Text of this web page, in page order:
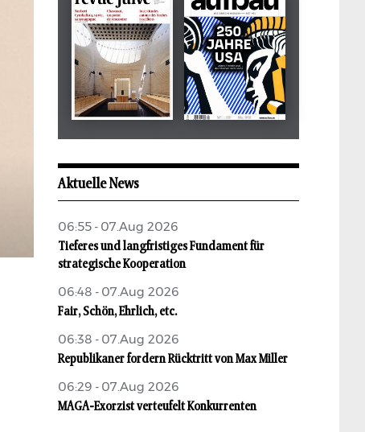
tachles Beilage
Mai 2026 Mai 2026
Aktuelle News
06:55 - 07.Aug 2026
Tieferes und langfristiges Fundament für
strategische Kooperation
06:48 - 07.Aug 2026
Fair, Schön, Ehrlich, etc.
06:38 - 07.Aug 2026
Republikaner fordern Rücktritt von Max Miller
06:29 - 07.Aug 2026
MAGA-Exorzist verteufelt Konkurrenten